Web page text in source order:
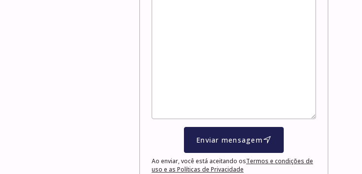
Enviar mensagem
Ao enviar, você está aceitando osTermos e condições de
uso e as Políticas de Privacidade